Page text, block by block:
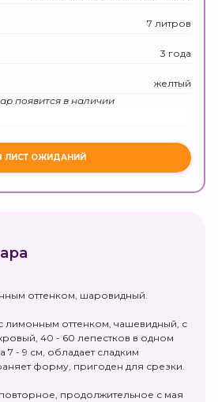
7 литров
3 года
желтый
появится в наличии
оттенком, шаровидный.
лимонным оттенком, чашевидный, с
40 - 60 лепестков в одном
7 - 9 см, обладает сладким
форму, пригоден для срезки.
продолжительное с мая